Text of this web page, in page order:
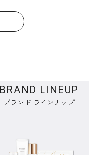
BRAND LINEUP
ブランド ラインナップ